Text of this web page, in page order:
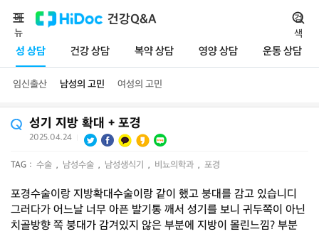
건강Q&A
성 상담 건강 상담 복약 상담 영양 상담 운동 상담
메
뉴
검
색
임신출산 남성의 고민 여성의 고민
성기 지방 확대 + 포경
2025.04.24
TAG : 수술 , 남성수술 , 남성생식기 , 비뇨의학과 , 포경
포경수술이랑 지방확대수술이랑 같이 했고 붕대를 감고 있습니디
그러다가 어느날 너무 아픈 발기통 깨서 성기를 보니 귀두쪽이 아닌
치골방향 쪽 붕대가 감겨있지 않은 부분에 지방이 몰린느낌? 부분